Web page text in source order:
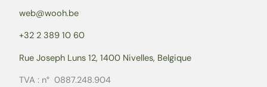
web@wooh.be
+32 2 389 10 60
Rue Joseph Luns 12, 1400 Nivelles, Belgique
TVA : n° 0887.248.904